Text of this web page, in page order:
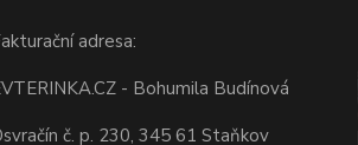
adresa:
- Bohumila Budínová
č. p. 230, 345 61 Staňkov